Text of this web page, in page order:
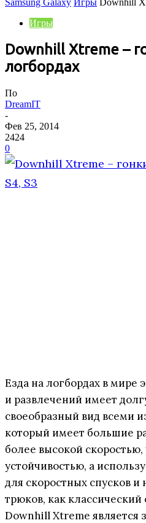
Samsung Galaxy Игры Downhill
Игры
Downhill Xtreme –
логбордах
По
DreamIT
-
Фев 25, 2014
2424
0
Езда на логбордах в мире
и развлечений имеет
своеобразный вид всеми
который имеет большие
более высокой
устойчивостью, а
для скоростных спусков
трюков, как
Downhill Xtreme является